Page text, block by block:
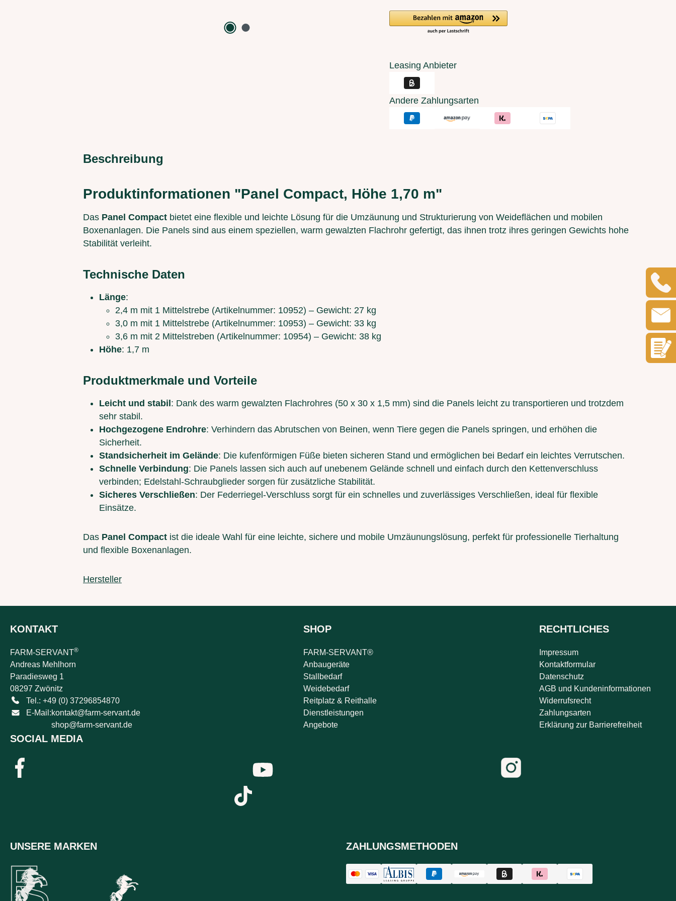
Leasing Anbieter
Andere Zahlungsarten
Beschreibung
Produktinformationen "Panel Compact, Höhe 1,70 m"
Das Panel Compact bietet eine flexible und leichte Lösung für die Umzäunung und Strukturierung von Weideflächen und mobilen
Boxenanlagen. Die Panels sind aus einem speziellen, warm gewalzten Flachrohr gefertigt, das ihnen trotz ihres geringen Gewichts hohe
Stabilität verleiht.
Technische Daten
Länge:
2,4 m mit 1 Mittelstrebe (Artikelnummer: 10952) – Gewicht: 27 kg
3,0 m mit 1 Mittelstrebe (Artikelnummer: 10953) – Gewicht: 33 kg
3,6 m mit 2 Mittelstreben (Artikelnummer: 10954) – Gewicht: 38 kg
Höhe: 1,7 m
Produktmerkmale und Vorteile
Leicht und stabil : Dank des warm gewalzten Flachrohres (50 x 30 x 1,5 mm) sind die Panels leicht zu transportieren und trotzdem
sehr stabil.
Hochgezogene Endrohre: Verhindern das Abrutschen von Beinen, wenn Tiere gegen die Panels springen, und erhöhen die
Sicherheit.
Standsicherheit im Gelände: Die kufenförmigen Füße bieten sicheren Stand und ermöglichen bei Bedarf ein leichtes Verrutschen.
Schnelle Verbindung: Die Panels lassen sich auch auf unebenem Gelände schnell und einfach durch den Kettenverschluss
verbinden; Edelstahl-Schraubglieder sorgen für zusätzliche Stabilität.
Sicheres Verschließen: Der Federriegel-Verschluss sorgt für ein schnelles und zuverlässiges Verschließen, ideal für flexible
Einsätze.
Das Panel Compact ist die ideale Wahl für eine leichte, sichere und mobile Umzäunungslösung, perfekt für professionelle Tierhaltung
und flexible Boxenanlagen.
Hersteller
KONTAKT
FARM-SERVANT®
Andreas Mehlhorn
Paradiesweg 1
08297 Zwönitz
Tel.: +49 (0) 37296854870
E-Mail:kontakt@farm-servant.de
shop@farm-servant.de
SHOP
FARM-SERVANT®
Anbaugeräte
Stallbedarf
Weidebedarf
Reitplatz & Reithalle
Dienstleistungen
Angebote
RECHTLICHES
Impressum
Kontaktformular
Datenschutz
AGB und Kundeninformationen
Widerrufsrecht
Zahlungsarten
Erklärung zur Barrierefreiheit
SOCIAL MEDIA
UNSERE MARKEN ZAHLUNGSMETHODEN